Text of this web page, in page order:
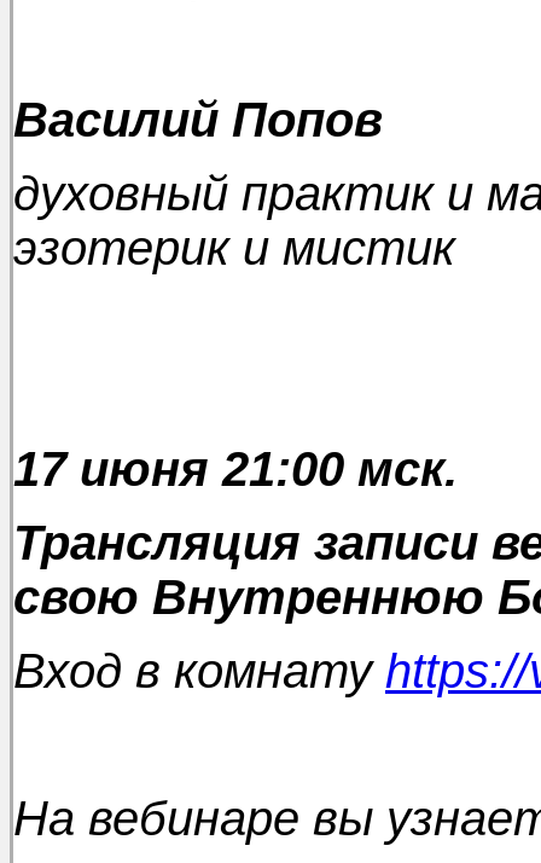
Василий Попов
духовный практик и
эзотерик и мистик
17 июня 21:00 мск.
Трансляция записи
свою Внутреннюю
Вход в комнату
На вебинаре вы